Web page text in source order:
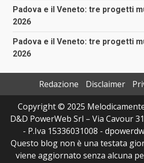
Padova e il Veneto: tre progetti
2026
Padova e il Veneto: tre progetti
2026
Redazione Disclaimer
Copyright © 2025
D&D PowerWeb Srl – Via Cavour
- P.Iva 15336031008 -
Questo blog non è una testata
viene aggiornato senza alcuna